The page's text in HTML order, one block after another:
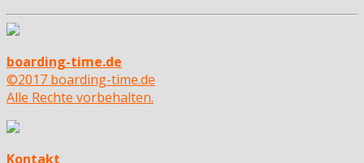
boarding-time.de
©2017 boarding-time.de
Alle Rechte vorbehalten.
Kontakt